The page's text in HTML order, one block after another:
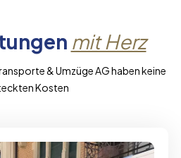
mit Herz
& Umzüge AG haben keine
Kosten